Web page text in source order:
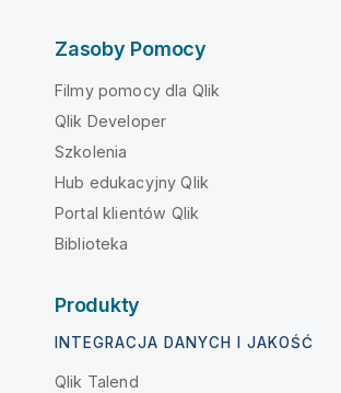
Zasoby Pomocy
Filmy pomocy dla Qlik
Qlik Developer
Szkolenia
Hub edukacyjny Qlik
Portal klientów Qlik
Biblioteka
Produkty
INTEGRACJA DANYCH I JAKOŚĆ
Qlik Talend